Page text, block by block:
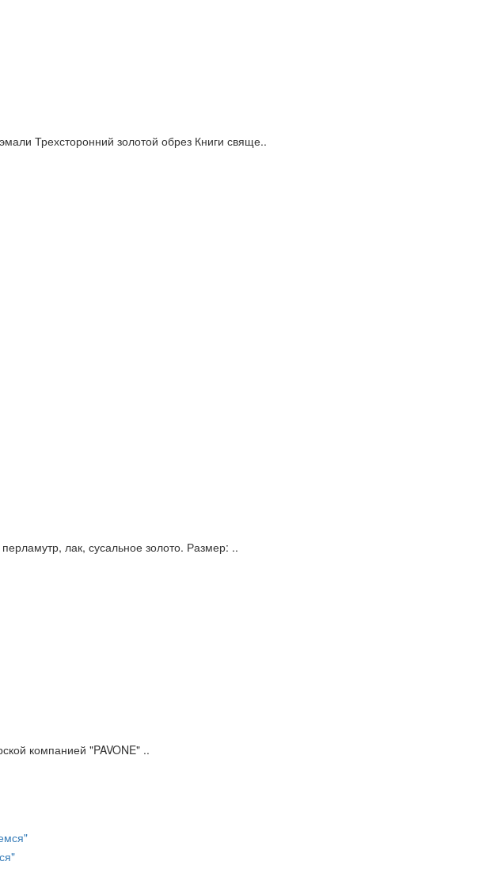
Трехсторонний золотой обрез Книги свяще..
лак, сусальное золото. Размер: ..
компанией "PAVONE" ..